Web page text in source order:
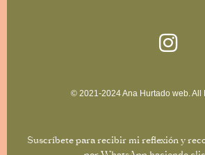
© 2021-2024 Ana Hurtado web. All
Suscríbete para recibir mi reflexión y